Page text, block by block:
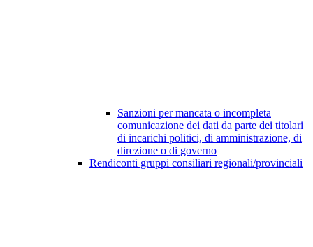
Sanzioni per mancata o incompleta
comunicazione dei dati da parte dei titolari
di incarichi politici, di amministrazione, di
direzione o di governo
Rendiconti gruppi consiliari regionali/provinciali